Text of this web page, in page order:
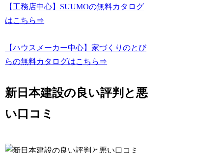
【工務店中心】SUUMOの無料カタログ
はこちら⇒
【ハウスメーカー中心】家づくりのとび
らの無料カタログはこちら⇒
新日本建設の良い評判と悪
い口コミ